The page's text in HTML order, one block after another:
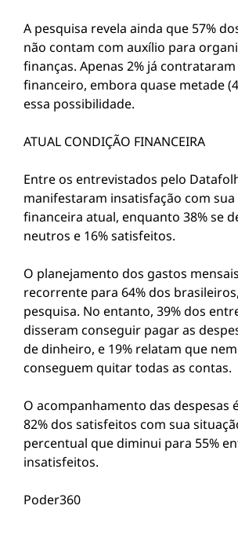
A pesquisa revela ainda que 57%
não contam com auxílio para
finanças. Apenas 2% já
financeiro, embora quase metade
essa possibilidade.
ATUAL CONDIÇÃO FINANCEIRA
Entre os entrevistados pelo
manifestaram insatisfação com
financeira atual, enquanto 38% se
neutros e 16% satisfeitos.
O planejamento dos gastos
recorrente para 64% dos
pesquisa. No entanto, 39% dos
disseram conseguir pagar as
de dinheiro, e 19% relatam que
conseguem quitar todas as contas.
O acompanhamento das despesas
82% dos satisfeitos com sua
percentual que diminui para 55%
insatisfeitos.
Poder360